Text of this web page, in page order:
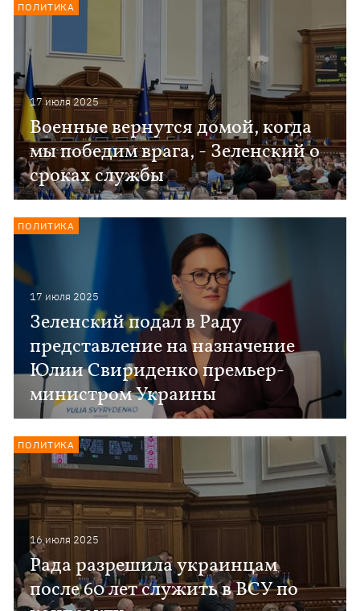
17 июля 2025
Военные вернутся домой, когда
мы победим врага, - Зеленский о
сроках службы
ПОЛИТИКА
17 июля 2025
Зеленский подал в Раду
представление на назначение
Юлии Свириденко премьер-
министром Украины
ПОЛИТИКА
16 июля 2025
Рада разрешила украинцам
после 60 лет служить в ВСУ по
ПОЛИТИКА